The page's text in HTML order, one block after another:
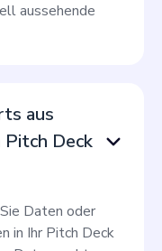
aussehende
aus
Deck
Daten oder
in Ihr Pitch Deck